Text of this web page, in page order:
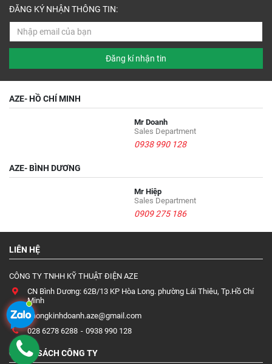
ĐĂNG KÝ NHẬN THÔNG TIN:
Đăng kí nhận tin
AZE- HỒ CHÍ MINH
Mr Doanh
Sales Department
0938 990 128
AZE- BÌNH DƯƠNG
Mr Hiệp
Sales Department
0909 275 186
LIÊN HỆ
CÔNG TY TNHH KỸ THUẬT ĐIỆN AZE
CN Bình Dương: 62B/13 KP Hòa Long. phường Lái Thiêu, Tp.Hồ Chí
Minh
phongkinhdoanh.aze@gmail.com
028 6278 6288
0938 990 128
CHÍNH SÁCH CÔNG TY